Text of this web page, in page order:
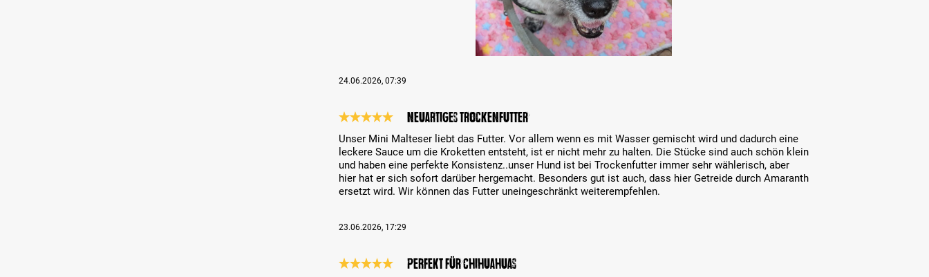
24.06.2026, 07:39
Neuartiges Trockenfutter
Unser Mini Malteser liebt das Futter. Vor allem wenn es mit Wasser gemischt wird und dadurch eine
leckere Sauce um die Kroketten entsteht, ist er nicht mehr zu halten. Die Stücke sind auch schön klein
und haben eine perfekte Konsistenz..unser Hund ist bei Trockenfutter immer sehr wählerisch, aber
hier hat er sich sofort darüber hergemacht. Besonders gut ist auch, dass hier Getreide durch Amaranth
ersetzt wird. Wir können das Futter uneingeschränkt weiterempfehlen.
23.06.2026, 17:29
Perfekt für Chihuahuas